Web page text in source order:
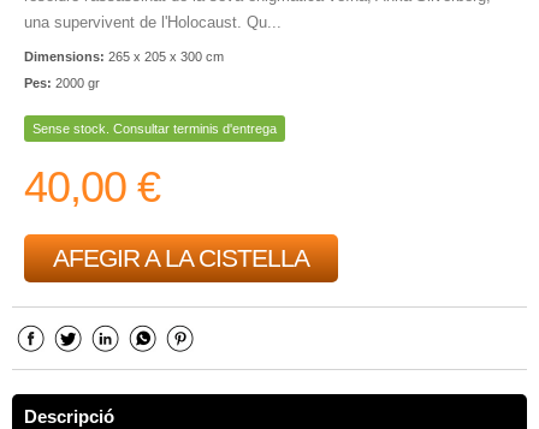
una supervivent de l'Holocaust. Qu...
Dimensions: 265 x 205 x 300 cm
Pes: 2000 gr
Sense stock. Consultar terminis d'entrega
40,00 €
AFEGIR A LA CISTELLA
Descripció